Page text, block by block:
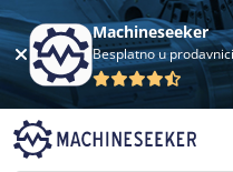
Machineseeker
Besplatno u